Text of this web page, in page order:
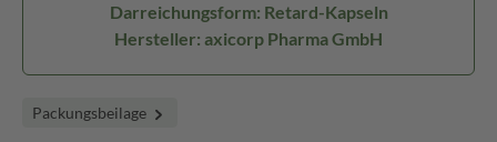
Darreichungsform: Retard-Kapseln
Hersteller: axicorp Pharma GmbH
Packungsbeilage